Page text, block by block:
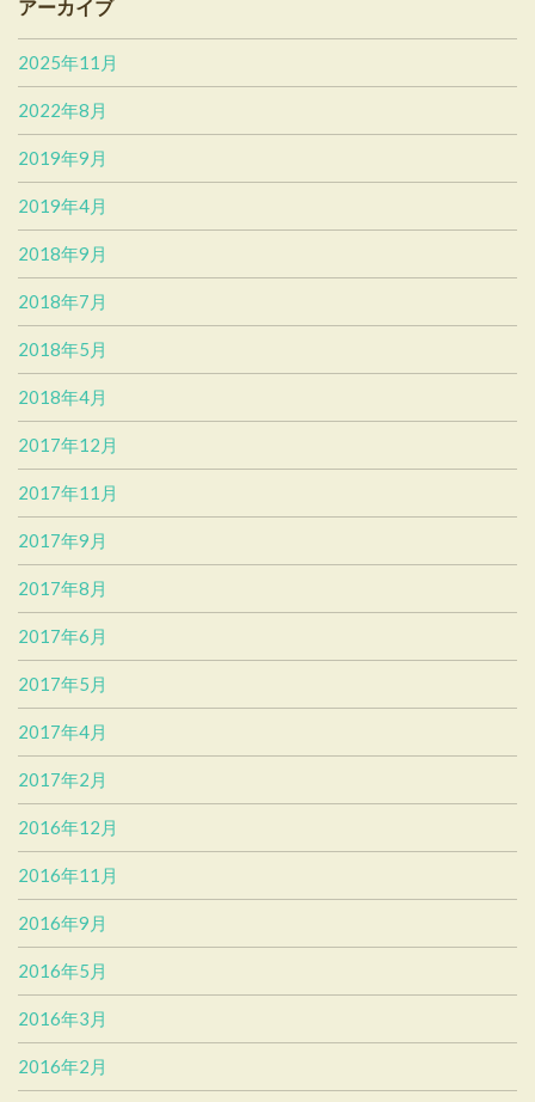
アーカイブ
2025年11月
2022年8月
2019年9月
2019年4月
2018年9月
2018年7月
2018年5月
2018年4月
2017年12月
2017年11月
2017年9月
2017年8月
2017年6月
2017年5月
2017年4月
2017年2月
2016年12月
2016年11月
2016年9月
2016年5月
2016年3月
2016年2月